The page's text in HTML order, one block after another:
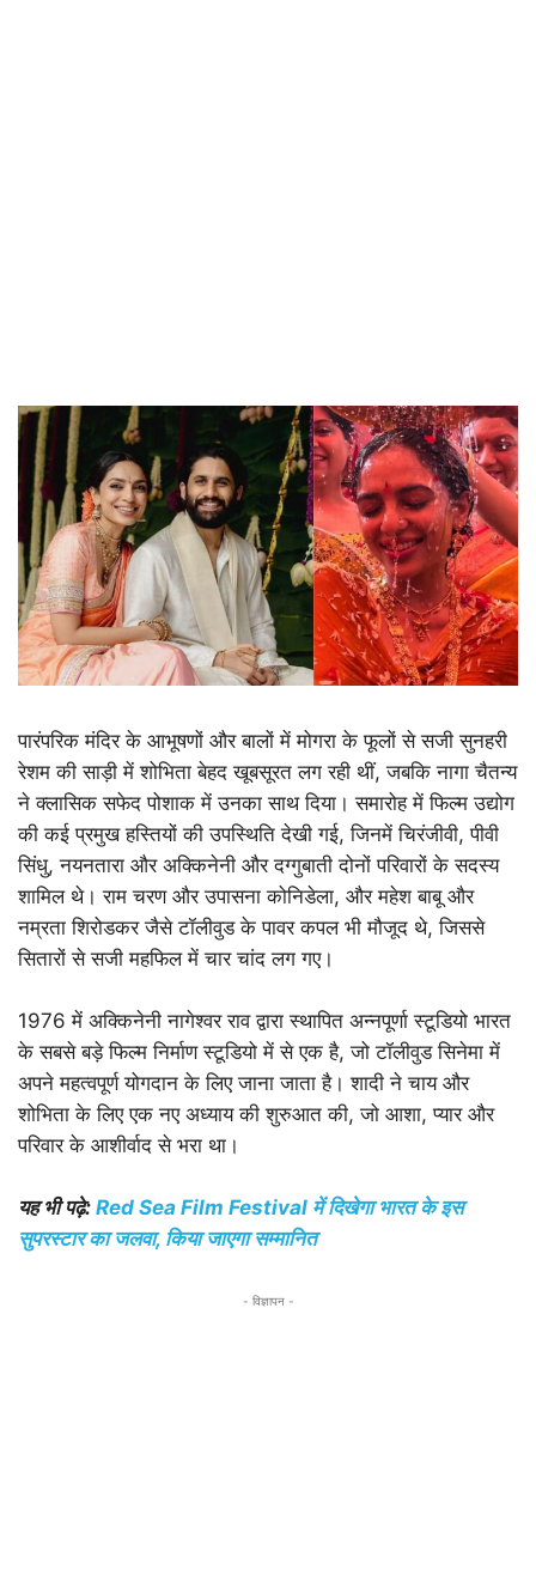
पारंपरिक मंदिर के आभूषणों और बालों में मोगरा के फूलों से सजी सुनहरी
रेशम की साड़ी में शोभिता बेहद खूबसूरत लग रही थीं, जबकि नागा चैतन्य
ने क्लासिक सफेद पोशाक में उनका साथ दिया। समारोह में फिल्म उद्योग
की कई प्रमुख हस्तियों की उपस्थिति देखी गई, जिनमें चिरंजीवी, पीवी
सिंधु, नयनतारा और अक्किनेनी और दग्गुबाती दोनों परिवारों के सदस्य
शामिल थे। राम चरण और उपासना कोनिडेला, और महेश बाबू और
नम्रता शिरोडकर जैसे टॉलीवुड के पावर कपल भी मौजूद थे, जिससे
सितारों से सजी महफिल में चार चांद लग गए।
1976 में अक्किनेनी नागेश्वर राव द्वारा स्थापित अन्नपूर्णा स्टूडियो भारत
के सबसे बड़े फिल्म निर्माण स्टूडियो में से एक है, जो टॉलीवुड सिनेमा में
अपने महत्वपूर्ण योगदान के लिए जाना जाता है। शादी ने चाय और
शोभिता के लिए एक नए अध्याय की शुरुआत की, जो आशा, प्यार और
परिवार के आशीर्वाद से भरा था।
यह भी पढ़े: Red Sea Film Festival में दिखेगा भारत के इस
सुपरस्टार का जलवा, किया जाएगा सम्मानित
- विज्ञापन -